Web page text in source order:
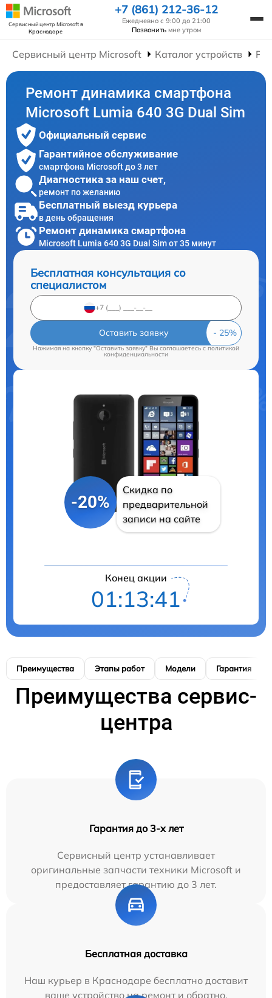
Сервисный центр Microsoftв
Краснодаре
+7 (861) 212-36-12
Ежедневно с 9:00 до 21:00
Позвонить мне утром
Сервисный центр Microsoft Каталог устройств
Ремонт динамика смартфона
Microsoft Lumia 640 3G Dual Sim
Официальный сервис
Гарантийное обслуживание
смартфона Microsoft до 3 лет
Диагностика за наш счет,
ремонт по желанию
Бесплатный выезд курьера
в день обращения
Ремонт динамика смартфона
Microsoft Lumia 640 3G Dual Sim от 35 минут
Бесплатная консультация со
специалистом
Оставить заявку
Нажимая на кнопку "Оставить заявку" Вы соглашаетесь cполитикой
конфиденциальности
-20%
Скидка по
предварительной
записи на сайте
Конец акции
01:13:40
Преимущества Этапы работ Модели Гарантия
Преимущества сервис-
центра
Гарантия до 3-х лет
Сервисный центр устанавливает
оригинальные запчасти техники Microsoft и
предоставляет гарантию до 3 лет.
Бесплатная доставка
Наш курьер в Краснодаре бесплатно доставит
ваше устройство на ремонт и обратно.